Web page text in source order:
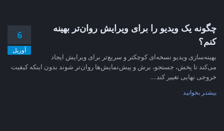
6
آوریل
چگونه یک ویدیو را برای ویرایش روان‌تر بهینه
کنم؟
بهینه‌سازی ویدیو نسخه‌ای کوچکتر و سریع‌تر برای ویرایش ایجاد
می‌کند تا پخش، جستجو، برش و پیش‌نمایش‌ها روان‌تر شوند بدون اینکه کیفیت
خروجی نهایی تغییر کند....
بیشتر بخوانید